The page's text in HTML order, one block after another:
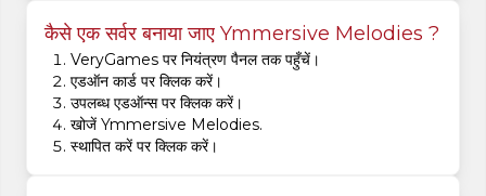
कैसे एक सर्वर बनाया जाए Ymmersive Melodies ?
VeryGames पर नियंत्रण पैनल तक पहुँचें।
एडऑन कार्ड पर क्लिक करें।
उपलब्ध एडऑन्स पर क्लिक करें।
खोजें Ymmersive Melodies.
स्थापित करें पर क्लिक करें।